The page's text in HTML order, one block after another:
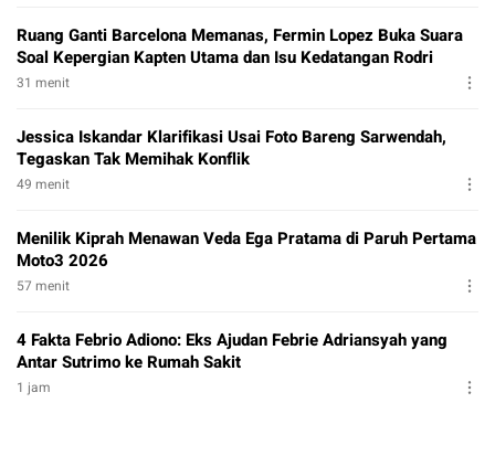
Ruang Ganti Barcelona Memanas, Fermin Lopez Buka Suara
Soal Kepergian Kapten Utama dan Isu Kedatangan Rodri
31 menit
Jessica Iskandar Klarifikasi Usai Foto Bareng Sarwendah,
Tegaskan Tak Memihak Konflik
49 menit
Menilik Kiprah Menawan Veda Ega Pratama di Paruh Pertama
Moto3 2026
57 menit
4 Fakta Febrio Adiono: Eks Ajudan Febrie Adriansyah yang
Antar Sutrimo ke Rumah Sakit
1 jam